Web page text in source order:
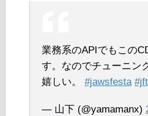
業務系のAPIでもこの
す。なのでチューニン
嬉しい。 #jawsfesta
— 山下 (@yamamanx)